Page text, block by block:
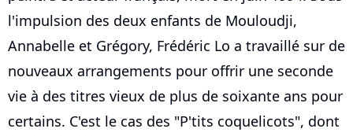
l'impulsion des deux enfants de Mouloudji,
Annabelle et Grégory, Frédéric Lo a travaillé sur de
nouveaux arrangements pour offrir une seconde
vie à des titres vieux de plus de soixante ans pour
certains. C'est le cas des "P'tits coquelicots", dont